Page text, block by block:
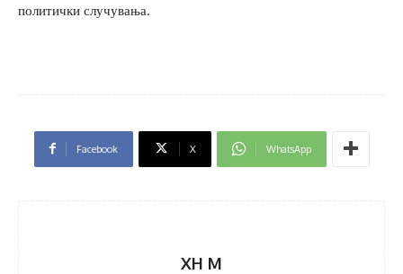
политички случувања.
Facebook X WhatsApp
XH M